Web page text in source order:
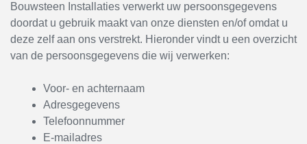
Bouwsteen Installaties verwerkt uw persoonsgegevens
doordat u gebruik maakt van onze diensten en/of omdat u
deze zelf aan ons verstrekt. Hieronder vindt u een overzicht
van de persoonsgegevens die wij verwerken:
Voor- en achternaam
Adresgegevens
Telefoonnummer
E-mailadres